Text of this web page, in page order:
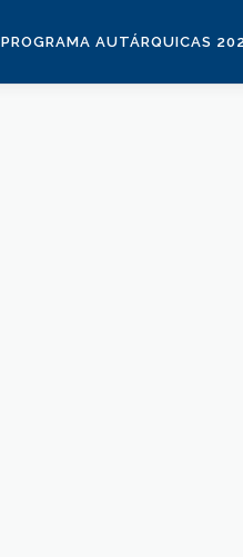
PROGRAMA AUTÁRQUICAS